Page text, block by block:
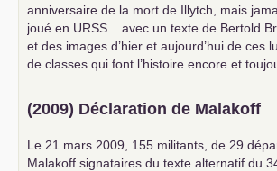
anniversaire de la mort de Illytch, mais
joué en URSS ... avec un texte de Bertold
et des images d’hier et aujourd’hui de ces
de classes qui font l’histoire encore et
(2009) Déclaration de Malakoff
Le 21 mars 2009, 155 militants, de 29
Malakoff signataires du texte alternatif du